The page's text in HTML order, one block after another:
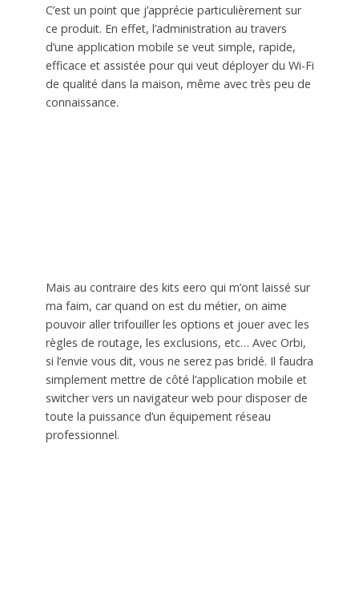
C’est un point que j’apprécie particulièrement sur
ce produit. En effet, l’administration au travers
d’une application mobile se veut simple, rapide,
efficace et assistée pour qui veut déployer du Wi-Fi
de qualité dans la maison, même avec très peu de
connaissance.
Mais au contraire des kits eero qui m’ont laissé sur
ma faim, car quand on est du métier, on aime
pouvoir aller trifouiller les options et jouer avec les
règles de routage, les exclusions, etc… Avec Orbi,
si l’envie vous dit, vous ne serez pas bridé. Il faudra
simplement mettre de côté l’application mobile et
switcher vers un navigateur web pour disposer de
toute la puissance d’un équipement réseau
professionnel.